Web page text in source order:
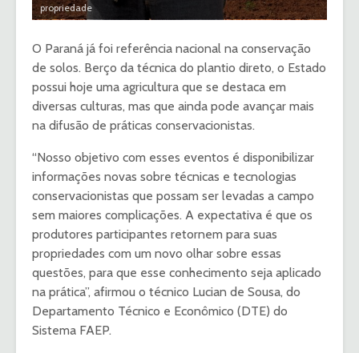
propriedade
O Paraná já foi referência nacional na conservação
de solos. Berço da técnica do plantio direto, o Estado
possui hoje uma agricultura que se destaca em
diversas culturas, mas que ainda pode avançar mais
na difusão de práticas conservacionistas.
“Nosso objetivo com esses eventos é disponibilizar
informações novas sobre técnicas e tecnologias
conservacionistas que possam ser levadas a campo
sem maiores complicações. A expectativa é que os
produtores participantes retornem para suas
propriedades com um novo olhar sobre essas
questões, para que esse conhecimento seja aplicado
na prática”, afirmou o técnico Lucian de Sousa, do
Departamento Técnico e Econômico (DTE) do
Sistema FAEP.